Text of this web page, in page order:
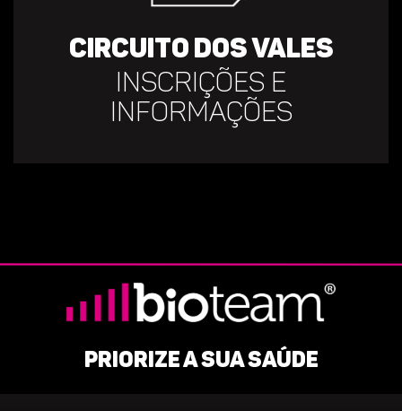
Circuito dos vales
Inscrições e
informações
Priorize a sua saúde